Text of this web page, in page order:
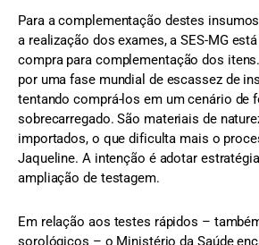
Para a complementação destes
a realização dos exames, a SES-MG
compra para complementação dos
por uma fase mundial de escassez de
tentando comprá-los em um cenário de
sobrecarregado. São materiais de
importados, o que dificulta mais o
Jaqueline. A intenção é adotar
ampliação de testagem.
Em relação aos testes rápidos –
sorológicos – o Ministério da Saúde